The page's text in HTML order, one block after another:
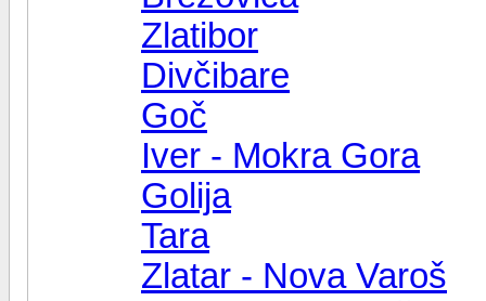
Zlatibor
Divčibare
Goč
Iver - Mokra Gora
Golija
Tara
Zlatar - Nova Varoš